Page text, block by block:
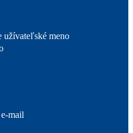
užívateľské meno
mail